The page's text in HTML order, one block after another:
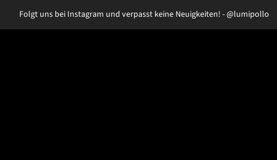
Folgt uns bei Instagram und verpasst keine Neuigkeiten! - @lumipollo